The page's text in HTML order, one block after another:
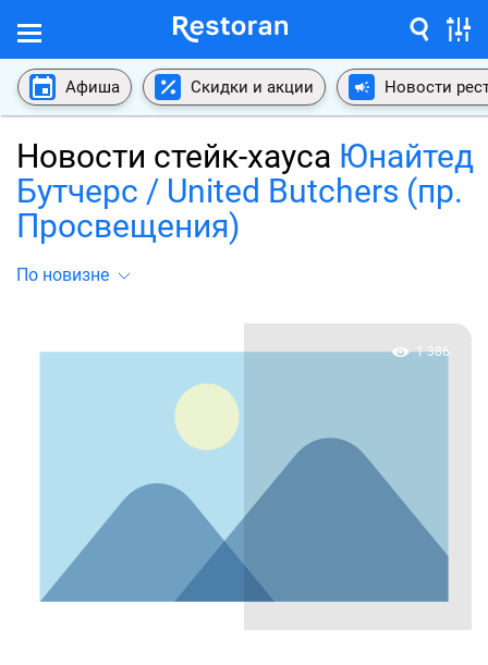
Афиша Скидки и акции Новости
Новости стейк-хауса Юнайтед
Бутчерс / United Butchers (пр.
Просвещения)
По новизне
1 386